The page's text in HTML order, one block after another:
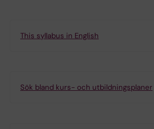
This syllabus in English
Sök bland kurs- och utbildningsplaner